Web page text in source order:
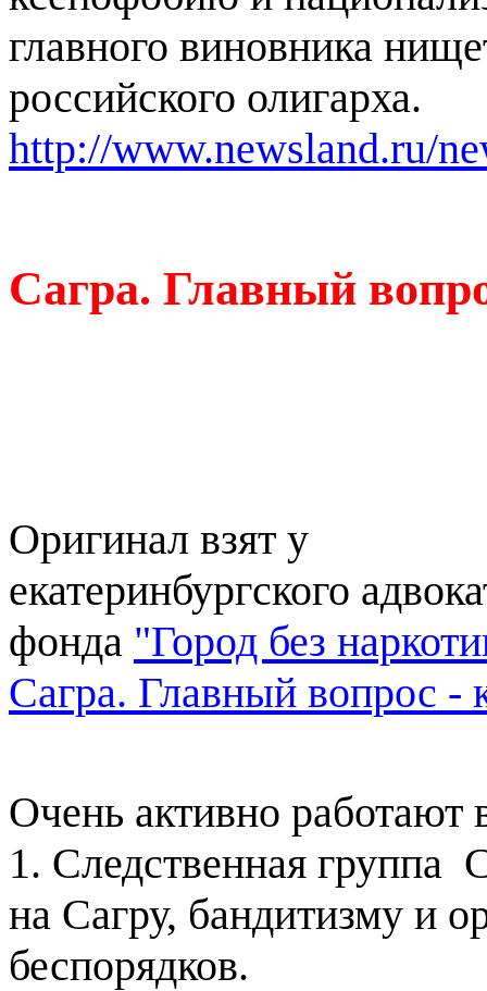
главного виновника
российского олигарха.
http://www.newsland.ru/
Сагра. Главный
Оригинал взят у
екатеринбургского
фонда "Город без
Сагра. Главный вопрос -
Очень активно работают
1. Следственная
на Сагру, бандитизму и
беспорядков.